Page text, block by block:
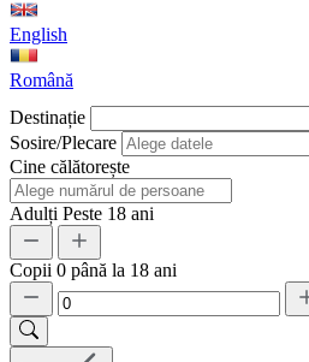
English
Română
Destinație
Sosire/Plecare
Cine călătorește
Adulți Peste 18 ani
Copii 0 până la 18 ani